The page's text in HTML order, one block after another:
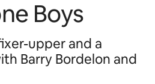
Boys
upper and a
Barry Bordelon and